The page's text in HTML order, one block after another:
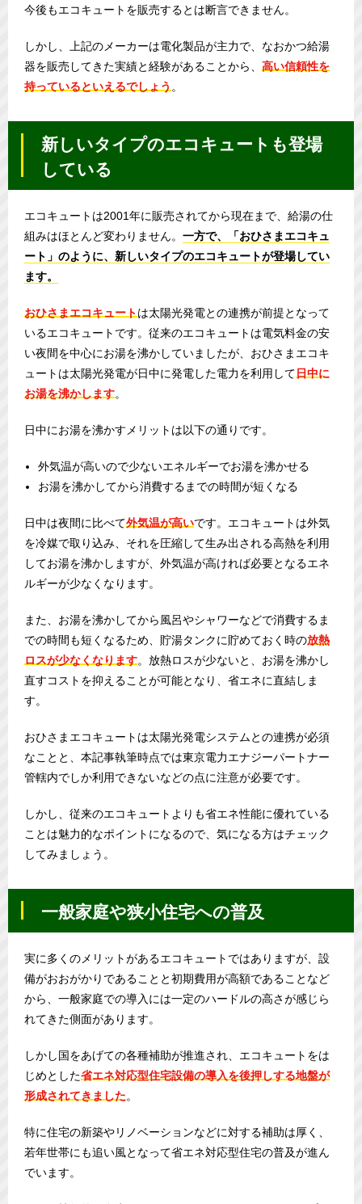
今後もエコキュートを販売するとは断言できません。
しかし、上記のメーカーは電化製品が主力で、なおかつ給湯
器を販売してきた実績と経験があることから、 高い信頼性を
持っているといえるでしょう 。
新しいタイプのエコキュートも登場
している
エコキュートは2001年に販売されてから現在まで、給湯の仕
組みはほとんど変わりません。 一方で、「おひさまエコキュ
ート」のように、新しいタイプのエコキュートが登場してい
ます。
おひさまエコキュートは太陽光発電との連携が前提となって
いるエコキュートです。従来のエコキュートは電気料金の安
い夜間を中心にお湯を沸かしていましたが、おひさまエコキ
ュートは太陽光発電が日中に発電した電力を利用して 日中に
お湯を沸かします。
日中にお湯を沸かすメリットは以下の通りです。
外気温が高いので少ないエネルギーでお湯を沸かせる
お湯を沸かしてから消費するまでの時間が短くなる
日中は夜間に比べて外気温が高いです。エコキュートは外気
を冷媒で取り込み、それを圧縮して生み出される高熱を利用
してお湯を沸かしますが、外気温が高ければ必要となるエネ
ルギーが少なくなります。
また、お湯を沸かしてから風呂やシャワーなどで消費するま
での時間も短くなるため、貯湯タンクに貯めておく時の放熱
ロスが少なくなります。放熱ロスが少ないと、お湯を沸かし
直すコストを抑えることが可能となり、省エネに直結しま
す。
おひさまエコキュートは太陽光発電システムとの連携が必須
なことと、本記事執筆時点では東京電力エナジーパートナー
管轄内でしか利用できないなどの点に注意が必要です。
しかし、従来のエコキュートよりも省エネ性能に優れている
ことは魅力的なポイントになるので、気になる方はチェック
してみましょう。
一般家庭や狭小住宅への普及
実に多くのメリットがあるエコキュートではありますが、設
備がおおがかりであることと初期費用が高額であることなど
から、一般家庭での導入には一定のハードルの高さが感じら
れてきた側面があります。
しかし国をあげての各種補助が推進され、エコキュートをは
じめとした省エネ対応型住宅設備の導入を後押しする地盤が
形成されてきました。
特に住宅の新築やリノベーションなどに対する補助は厚く、
若年世帯にも追い風となって省エネ対応型住宅の普及が進ん
でいます。